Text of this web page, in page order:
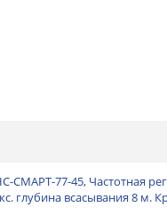
СМАРТ-77-45, Частотная
глубина всасывания 8 м.